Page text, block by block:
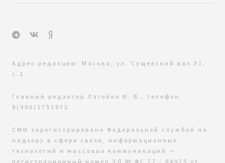
Адрес редакции: Москва, ул. Сущевский вал 31,
с.1
Главный редактор Лагойко И. В., телефон
8(906)1753973
СМИ зарегистрировано Федеральной службой по
надзору в сфере связи, информационных
технологий и массовых коммуникаций —
регистрационный номер ЭЛ № ФС 77 - 84975 от